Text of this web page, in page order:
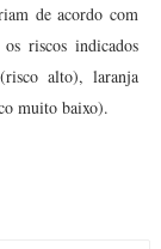
de acordo com
riscos indicados
alto), laranja
muito baixo).